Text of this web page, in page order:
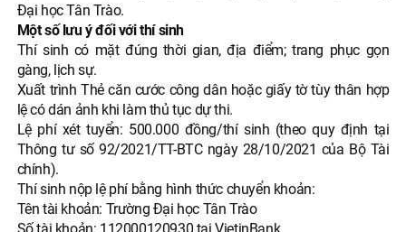
Đại học Tân Trào.
Một số lưu ý đối với thí sinh
Thí sinh có mặt đúng thời gian, địa điểm; trang phục gọn
gàng, lịch sự.
Xuất trình Thẻ căn cước công dân hoặc giấy tờ tùy thân hợp
lệ có dán ảnh khi làm thủ tục dự thi.
Lệ phí xét tuyển: 500.000 đồng/thí sinh (theo quy định tại
Thông tư số 92/2021/TT-BTC ngày 28/10/2021 của Bộ Tài
chính).
Thí sinh nộp lệ phí bằng hình thức chuyển khoản:
Tên tài khoản: Trường Đại học Tân Trào